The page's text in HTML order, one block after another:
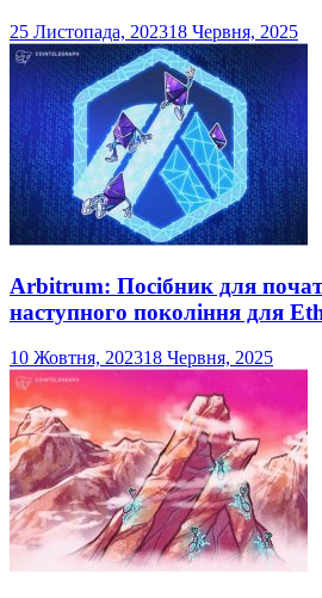
25 Листопада, 202318 Червня, 2025
Arbitrum: Посібник для
наступного покоління для
10 Жовтня, 202318 Червня, 2025